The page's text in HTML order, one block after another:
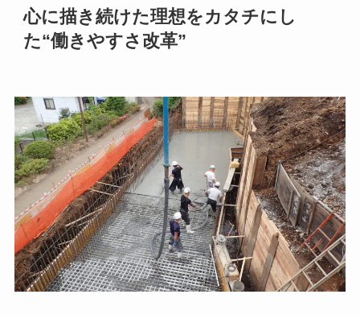
心に描き続けた理想をカタチにし
た“働きやすさ改革”